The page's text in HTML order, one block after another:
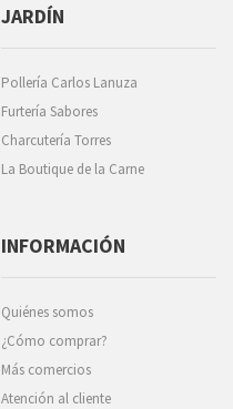
JARDÍN
Pollería Carlos Lanuza
Furtería Sabores
Charcutería Torres
La Boutique de la Carne
INFORMACIÓN
Quiénes somos
¿Cómo comprar?
Más comercios
Atención al cliente